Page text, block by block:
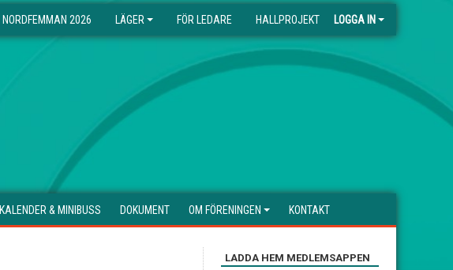
NORDFEMMAN 2026 LÄGER FÖR LEDARE HALLPROJEKT LOGGA IN
KALENDER & MINIBUSS DOKUMENT OM FÖRENINGEN KONTAKT
LADDA HEM MEDLEMSAPPEN